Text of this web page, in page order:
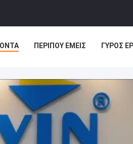
ΠΕΡΊΠΟΥ ΕΜΕΊΣ ΓΎΡΟΣ